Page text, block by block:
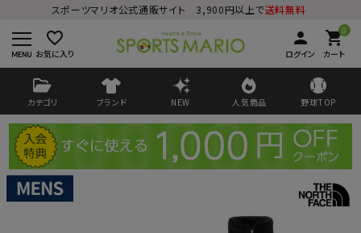
スポーツマリオ公式通販サイト 3,900円以上で送料無料
favorite_border
お気に入り
person
ログイン
0
shopping_cart
カート
カテゴリ ブランド NEW 人気商品 野球TOP
ログイン